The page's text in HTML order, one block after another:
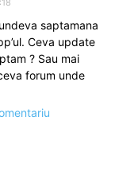
saptamana
Ceva update
? Sau mai
forum unde